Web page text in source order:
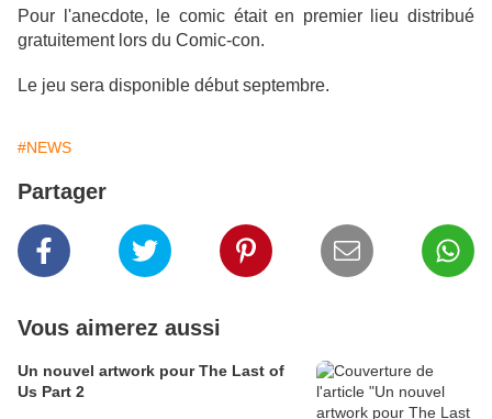
Pour l'anecdote, le comic était en premier lieu distribué
gratuitement lors du Comic-con.
Le jeu sera disponible début septembre.
#NEWS
Partager
Vous aimerez aussi
Un nouvel artwork pour The Last of
Us Part 2